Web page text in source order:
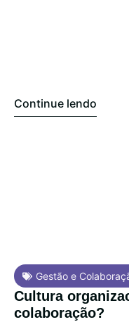
Continue lendo
Gestão e
Cultura
colaboração?